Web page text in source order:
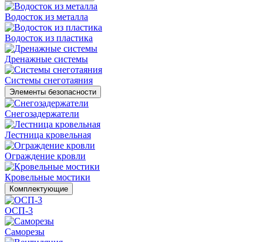
Водосток из металла
Водосток из пластика
Дренажные системы
Системы снеготаяния
Элементы безопасности
Снегозадержатели
Лестница кровельная
Ограждение кровли
Кровельные мостики
Комплектующие
ОСП-3
Саморезы